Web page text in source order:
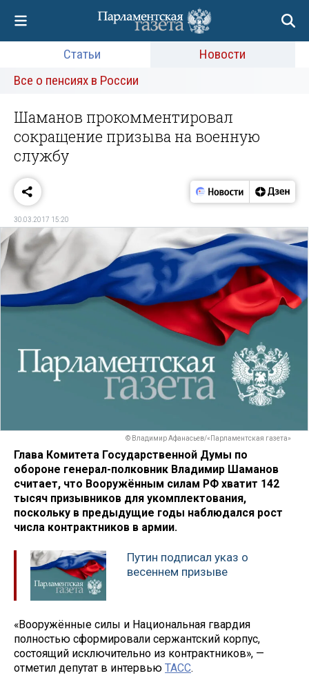
Статьи
Новости
Все о пенсиях в России
Шаманов прокомментировал
сокращение призыва на военную
службу
30.03.2017 15:20
© Владимир Афанасьев/«Парламентская газета»
Глава Комитета Государственной Думы по
обороне генерал-полковник Владимир Шаманов
считает, что Вооружённым силам РФ хватит 142
тысяч призывников для укомплектования,
поскольку в предыдущие годы наблюдался рост
числа контрактников в армии.
Путин подписал указ о
весеннем призыве
«Вооружённые силы и Национальная гвардия
полностью сформировали сержантский корпус,
состоящий исключительно из контрактников», —
отметил депутат в интервью ТАСС.